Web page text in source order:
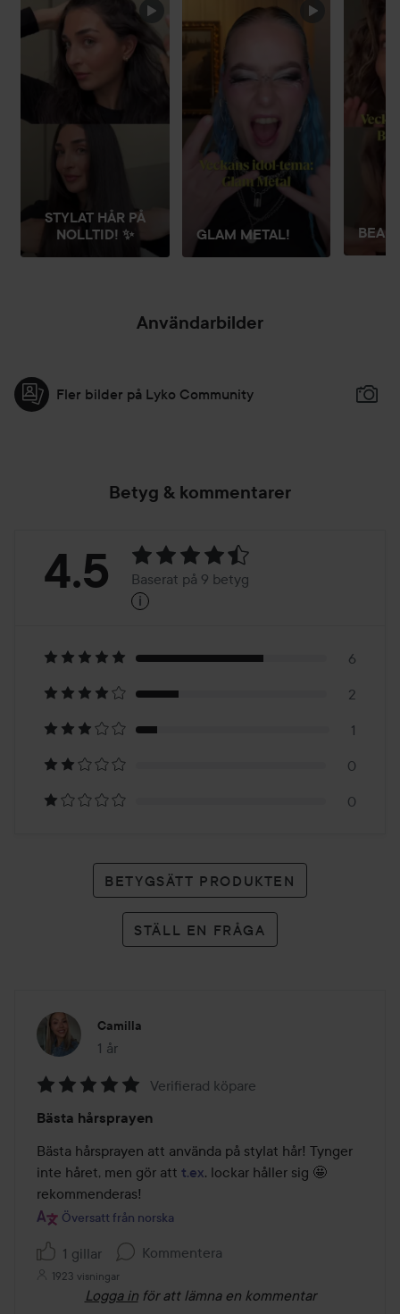
HOPPA ÖVER SEKTIONEN
STYLAT HÅR PÅ
NOLLTID! ✨
GLAM METAL!
Användarbilder
Fler bilder på Lyko Community
Betyg & kommentarer
Betyg:
Baserat
på
9
betyg
4.5 Baserat på 9 betyg
i
6
2
1
0
0
BETYGSÄTT PRODUKTEN
STÄLL EN FRÅGA
Camilla
1 år
Inlägget skapades 1 år
5
av
5
Verifierad köpare
Bästa hårsprayen
Bästa hårsprayen att använda på stylat hår! Tynger
inte håret, men gör att t.ex. lockar håller sig 🤩
rekommenderas!
Översatt från norska
1 gillar Kommentera
1923 visningar
Logga in för att lämna en kommentar